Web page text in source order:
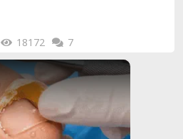
18172 7